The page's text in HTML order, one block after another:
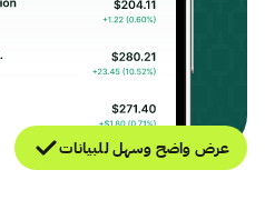
عرض واضح وسهل للبيانات